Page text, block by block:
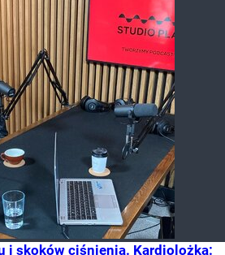
i skoków ciśnienia. Kardiolożka: